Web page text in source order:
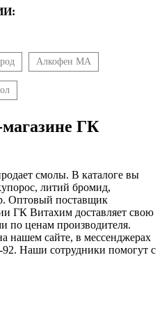
Алкофен МА
ГК
смолы. В каталоге вы
литий бромид,
Оптовый поставщик
ГК Витахим доставляет свою
по ценам производителя.
нашем сайте, в мессенджерах
Наши сотрудники помогут с